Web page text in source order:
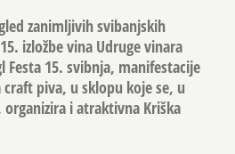
zanimljivih svibanjskih
izložbe vina Udruge vinara
Festa 15. svibnja, manifestacije
piva, u sklopu koje se, u
organizira i atraktivna Kriška